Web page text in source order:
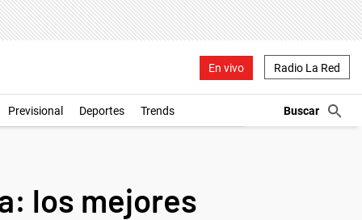
En vivo Radio La Red
Previsional Deportes Trends
los mejores